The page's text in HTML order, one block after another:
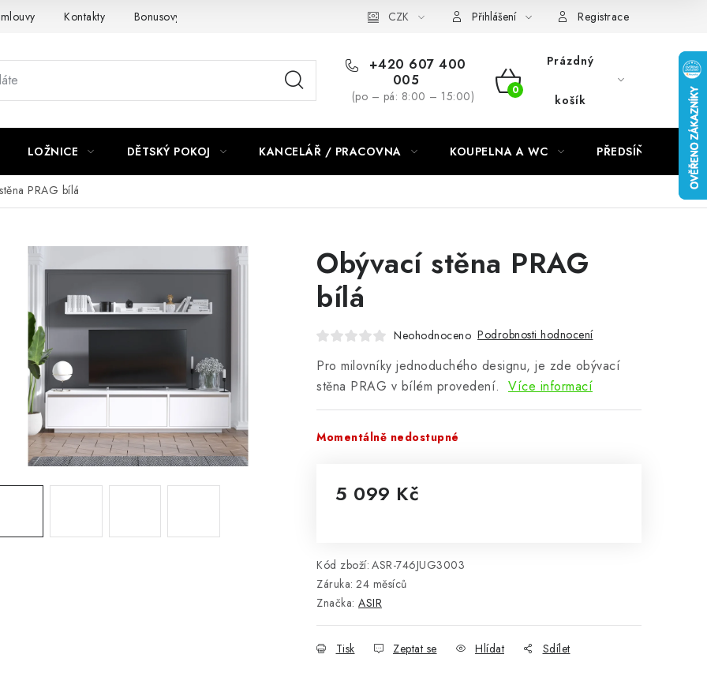
Kontakty Bonusový program NBM+ CZK Přihlášení Registrace
+420 607 400
005
(po – pá: 8:00 – 15:00)
NÁKUPNÍ
Prázdný
košík
LOŽNICE DĚTSKÝ POKOJ KANCELÁŘ / PRACOVNA KOUPELNA A WC PŘEDSÍŇ
PRAG bílá
Obývací stěna PRAG
bílá
Neohodnoceno Podrobnosti hodnocení
Pro milovníky jednoduchého designu, je zde obývací
stěna PRAG v bílém provedení. Více informací
Momentálně nedostupné
5 099 Kč
Kód zboží: ASR-746JUG3003
Záruka: 24 měsíců
Značka: ASIR
Tisk Zeptat se Hlídat Sdílet